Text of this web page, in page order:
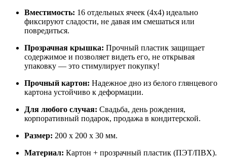
(10
шт
Вместимость: 16 отдельных ячеек (4х4) идеально
фиксируют сладости, не давая им смешаться или
повредиться.
Прозрачная крышка: Прочный пластик защищает
содержимое и позволяет видеть его, не открывая
упаковку — это стимулирует покупку!
Прочный картон: Надежное дно из белого глянцевого
картона устойчиво к деформации.
Для любого случая: Свадьба, день рождения,
корпоративный подарок, продажа в кондитерской.
Размер: 200 х 200 х 30 мм.
Материал: Картон + прозрачный пластик (ПЭТ/ПВХ).